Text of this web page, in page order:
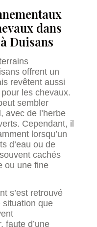
dans
Duisans
offrent un
revêtent aussi
les chevaux.
sembler
avec de l’herbe
Cependant, il
lorsqu’un
d’eau ou de
cachés
ou une fine
s’est retrouvé
situation que
faute d’une